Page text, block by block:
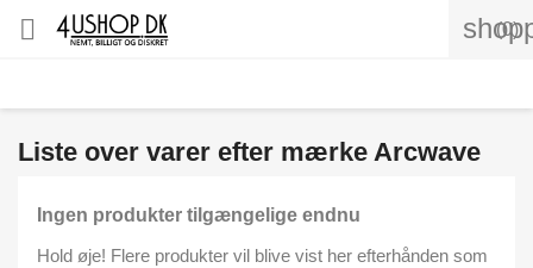
 (0)
Liste over varer efter mærke Arcwave
Ingen produkter tilgængelige endnu
Hold øje! Flere produkter vil blive vist her efterhånden som